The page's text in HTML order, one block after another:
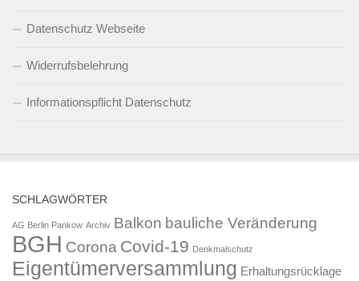
Datenschutz Webseite
Widerrufsbelehrung
Informationspflicht Datenschutz
SCHLAGWÖRTER
AG Berlin Pankow Archiv Balkon bauliche Veränderung
BGH Corona Covid-19 Denkmalschutz
Eigentümerversammlung Erhaltungsrücklage